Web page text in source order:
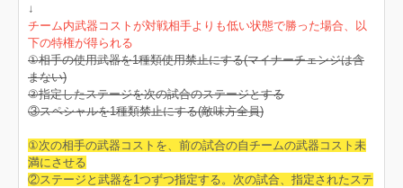
↓
チーム内武器コストが対戦相手よりも低い状態で勝った場合、以
下の特権が得られる
①相手の使用武器を1種類使用禁止にする(マイナーチェンジは含
まない)
②指定したステージを次の試合のステージとする
③スペシャルを1種類禁止にする(敵味方全員)
①次の相手の武器コストを、前の試合の自チームの武器コスト未
満にさせる
②ステージと武器を1つずつ指定する。次の試合、指定されたステ